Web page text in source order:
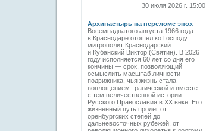
30 июля 2026 г. 15:00
Архипастырь на переломе эпох
Восемнадцатого августа 1966 года
в Краснодаре отошел ко Господу
митрополит Краснодарский
и Кубанский Виктор (Святин). В 2026
году исполняется 60 лет со дня его
кончины — срок, позволяющий
осмыслить масштаб личности
подвижника, чья жизнь стала
воплощением трагической и вместе
с тем величественной истории
Русского Православия в XX веке. Его
жизненный путь пролег от
оренбургских степей до
дальневосточных рубежей, от